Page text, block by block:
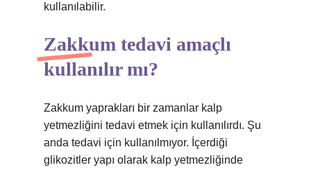
kullanılabilir.
Zakkum tedavi amaçlı
kullanılır mı?
Zakkum yaprakları bir zamanlar kalp
yetmezliğini tedavi etmek için kullanılırdı. Şu
anda tedavi için kullanılmıyor. İçerdiği
glikozitler yapı olarak kalp yetmezliğinde